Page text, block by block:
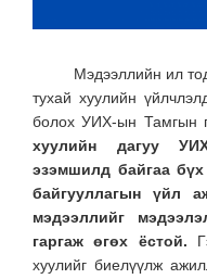
Мэдээллийн ил тод
тухай хуулийн
болох УИХ-ын Тамгын
хуулийн дагуу
эзэмшилд байгаа
байгууллагын үйл
мэдээллийг
гаргаж өгөх ёстой.
хуулийг биелүүлж